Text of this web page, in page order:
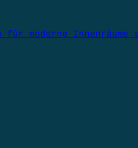
moderne Innenräume